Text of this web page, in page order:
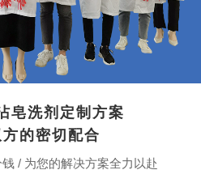
皂洗剂定制方案
的密切配合
/ 为您的解决方案全力以赴